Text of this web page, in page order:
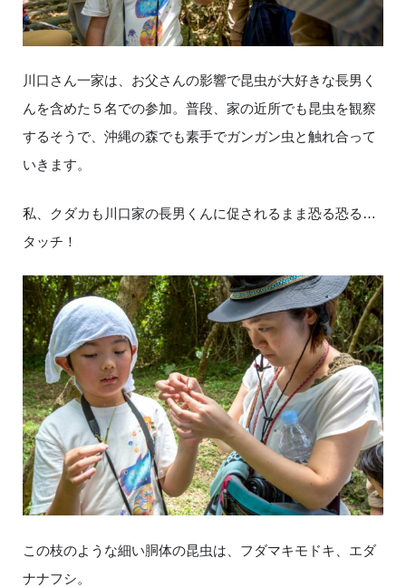
川口さん一家は、お父さんの影響で昆虫が大好きな長男く
んを含めた５名での参加。普段、家の近所でも昆虫を観察
するそうで、沖縄の森でも素手でガンガン虫と触れ合って
いきます。
私、クダカも川口家の長男くんに促されるまま恐る恐る…
タッチ！
この枝のような細い胴体の昆虫は、フダマキモドキ、エダ
ナナフシ。